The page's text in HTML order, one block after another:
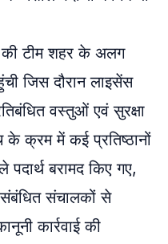
की टीम शहर के अलग
जिस दौरान लाइसेंस
वस्तुओं एवं सुरक्षा
क्रम में कई प्रतिष्ठानों
बरामद किए गए,
संचालकों से
कार्रवाई की